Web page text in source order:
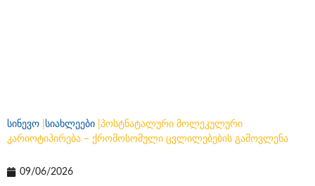
სინევო სიახლეები პოსტნატალური მოლეკულური
კარიოტიპირება – ქრომოსომული ცვლილებების გამოვლენა
09/06/2026